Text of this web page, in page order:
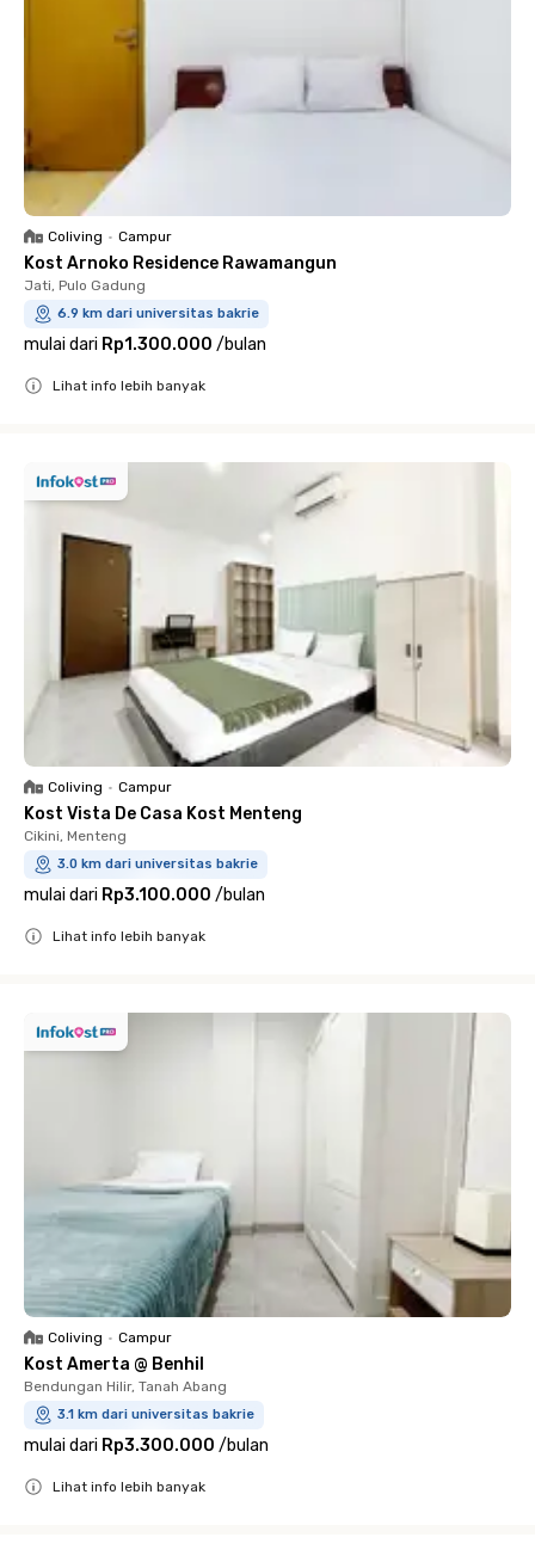
Coliving • Campur
Kost Arnoko Residence Rawamangun
Jati, Pulo Gadung
6.9 km dari universitas bakrie
mulai dari Rp1.300.000 /bulan
Lihat info lebih banyak
Coliving • Campur
Kost Vista De Casa Kost Menteng
Cikini, Menteng
3.0 km dari universitas bakrie
mulai dari Rp3.100.000 /bulan
Lihat info lebih banyak
Coliving • Campur
Kost Amerta @ Benhil
Bendungan Hilir, Tanah Abang
3.1 km dari universitas bakrie
mulai dari Rp3.300.000 /bulan
Lihat info lebih banyak